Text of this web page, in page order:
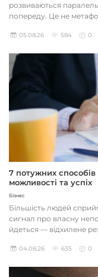
розвиваються
попереду. Це не
05.08.26 584 0
7 потужних
можливості та успіх
Бізнес
Більшість людей
сигнал про власну
йдеться — відхилене
04.08.26 635 0